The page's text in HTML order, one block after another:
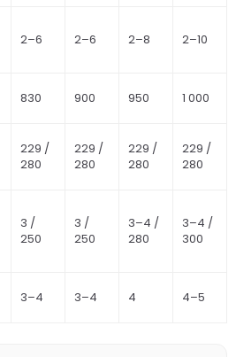
2–6 2–6 2–8 2–10
830 900 950 1 000
229 /
280
229 /
280
229 /
280
229 /
280
3 /
250
3 /
250
3–4 /
280
3–4 /
300
3–4 3–4 4 4–5